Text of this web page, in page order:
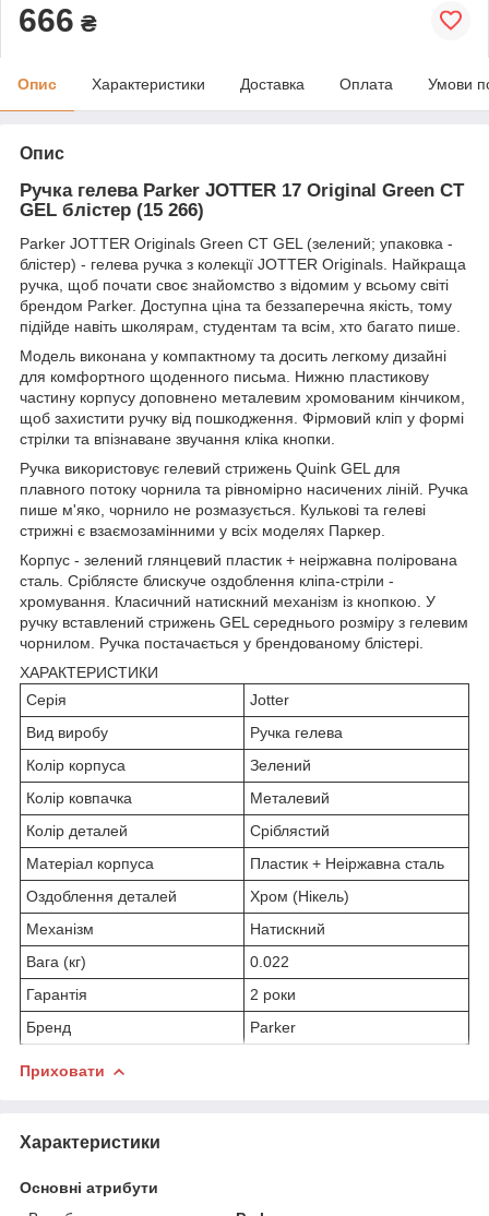
666 ₴
Опис Характеристики Доставка Оплата Умови
Опис
Ручка гелева Parker JOTTER 17 Original Green CT
GEL блістер (15 266)
Parker JOTTER Originals Green CT GEL (зелений; упаковка -
блістер) - гелева ручка з колекції JOTTER Originals. Найкраща
ручка, щоб почати своє знайомство з відомим у всьому світі
брендом Parker. Доступна ціна та беззаперечна якість, тому
підійде навіть школярам, студентам та всім, хто багато пише.
Модель виконана у компактному та досить легкому дизайні
для комфортного щоденного письма. Нижню пластикову
частину корпусу доповнено металевим хромованим кінчиком,
щоб захистити ручку від пошкодження. Фірмовий кліп у формі
стрілки та впізнаване звучання кліка кнопки.
Ручка використовує гелевий стрижень Quink GEL для
плавного потоку чорнила та рівномірно насичених ліній. Ручка
пише м'яко, чорнило не розмазується. Кулькові та гелеві
стрижні є взаємозамінними у всіх моделях Паркер.
Корпус - зелений глянцевий пластик + неіржавна полірована
сталь. Сріблясте блискуче оздоблення кліпа-стріли -
хромування. Класичний натискний механізм із кнопкою. У
ручку вставлений стрижень GEL середнього розміру з гелевим
чорнилом. Ручка постачається у брендованому блістері.
ХАРАКТЕРИСТИКИ
Серія
Jotter
Вид виробу
Ручка гелева
Колір корпуса
Зелений
Колір ковпачка
Металевий
Колір деталей
Сріблястий
Матеріал корпуса
Пластик + Неіржавна сталь
Оздоблення деталей
Хром (Нікель)
Механізм
Натискний
Вага (кг)
0.022
Гарантія
2 роки
Бренд
Parker
Приховати
Характеристики
Основні атрибути